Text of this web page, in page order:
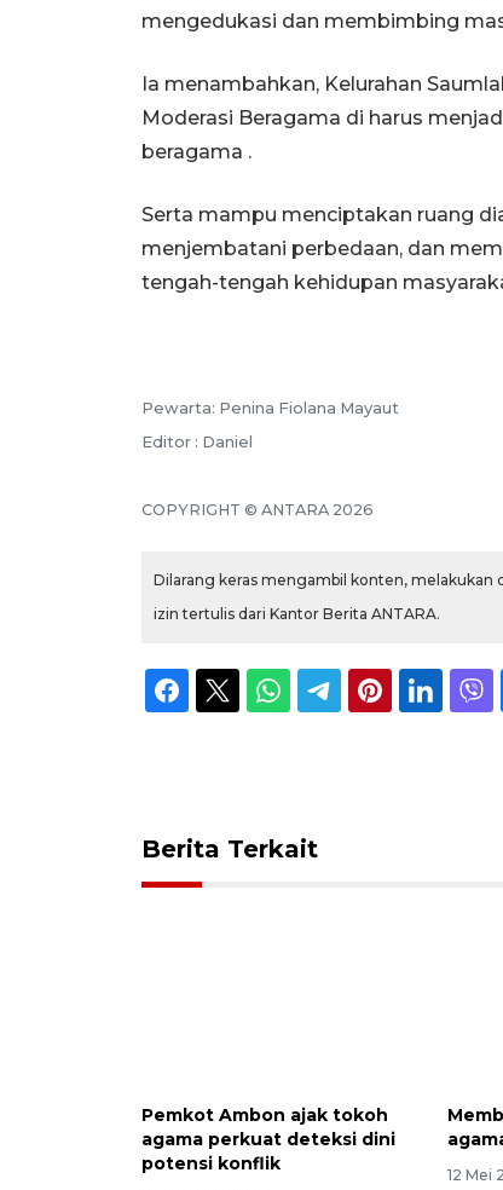
mengedukasi dan membimbing
Ia menambahkan, Kelurahan
Moderasi Beragama di harus
beragama .
Serta mampu menciptakan ruang
menjembatani perbedaan, dan
tengah-tengah kehidupan
Pewarta: Penina Fiolana Mayaut
Editor : Daniel
COPYRIGHT © ANTARA 2026
Dilarang keras mengambil konten, melakukan
izin tertulis dari Kantor Berita ANTARA.
Berita Terkait
Pemkot Ambon ajak tokoh
agama perkuat deteksi dini
potensi konflik
12 Mei